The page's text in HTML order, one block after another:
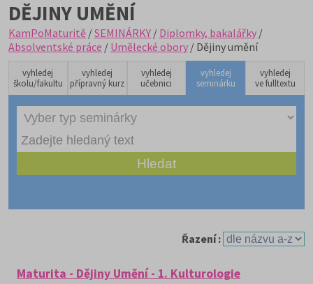
DĚJINY UMĚNÍ
KamPoMaturitě /SEMINÁRKY / Diplomky, bakalářky /
Absolventské práce / Umělecké obory / Dějiny umění
vyhledej
školu/fakultu
vyhledej
přípravný kurz
vyhledej
učebnici
vyhledej
seminárku
vyhledej
ve fulltextu
Řazení :
Maturita - Dějiny Umění - 1. Kulturologie